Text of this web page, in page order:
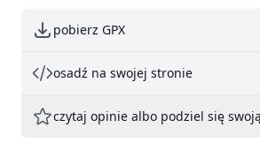
pobierz GPX
osadź na swojej stronie
czytaj opinie albo podziel się swoją